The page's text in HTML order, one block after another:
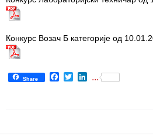
Конкурс Возач Б категорије од
Share Facebook
TwitterLinkedIn
...